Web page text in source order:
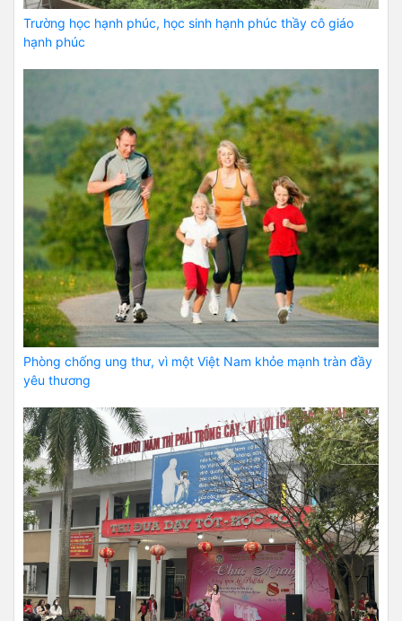
Trường học hạnh phúc, học sinh hạnh phúc thầy cô giáo
hạnh phúc
Phòng chống ung thư, vì một Việt Nam khỏe mạnh tràn đầy
yêu thương